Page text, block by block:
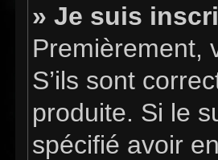
» Je suis
Premièrement,
S’ils sont
produite. Si le
spécifié avoir